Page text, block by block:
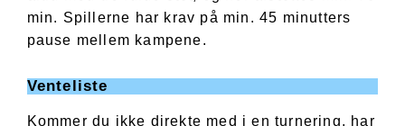
min. Spillerne har krav på min. 45 minutters
pause mellem kampene.
Venteliste
Kommer du ikke direkte med i en turnering, har